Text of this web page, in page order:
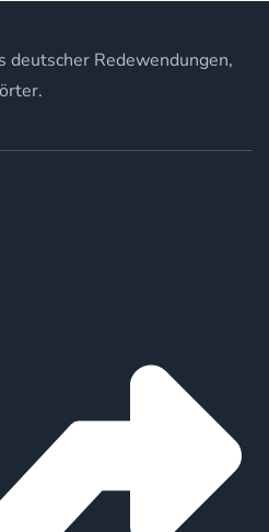
deutscher Redewendungen,